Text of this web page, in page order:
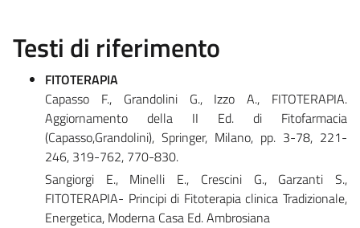
Testi di riferimento
FITOTERAPIA
Capasso F., Grandolini G., Izzo A., FITOTERAPIA.
Aggiornamento della II Ed. di Fitofarmacia
(Capasso,Grandolini), Springer, Milano, pp. 3-78, 221-
246, 319-762, 770-830.
Sangiorgi E., Minelli E., Crescini G., Garzanti S.,
FITOTERAPIA- Principi di Fitoterapia clinica Tradizionale,
Energetica, Moderna Casa Ed. Ambrosiana